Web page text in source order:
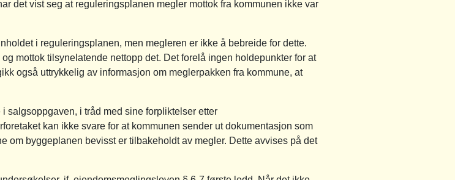
det vist seg at reguleringsplanen megler mottok fra kommunen ikke var
i reguleringsplanen, men megleren er ikke å bebreide for dette.
mottok tilsynelatende nettopp det. Det forelå ingen holdepunkter for at
også uttrykkelig av informasjon om meglerpakken fra kommune, at
salgsoppgaven, i tråd med sine forpliktelser etter
kan ikke svare for at kommunen sender ut dokumentasjon som
om byggeplanen bevisst er tilbakeholdt av megler. Dette avvises på det